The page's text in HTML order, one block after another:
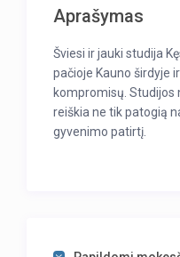
Aprašymas
Šviesi ir jauki studija
pačioje Kauno širdyje
kompromisų. Studijos
reiškia ne tik patogią
gyvenimo patirtį.